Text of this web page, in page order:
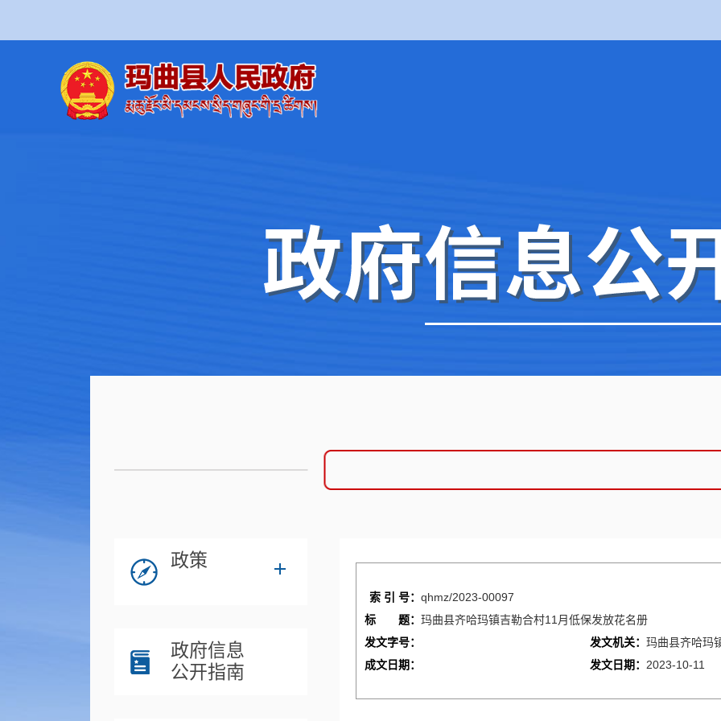
政策
政府信息
公开指南
索 引 号： qhmz/2023-00097
标 题： 玛曲县齐哈玛镇吉勒合村11月低保发放花名册
发文字号：
发文机关： 玛曲县齐哈玛
成文日期：
发文日期： 2023-10-11